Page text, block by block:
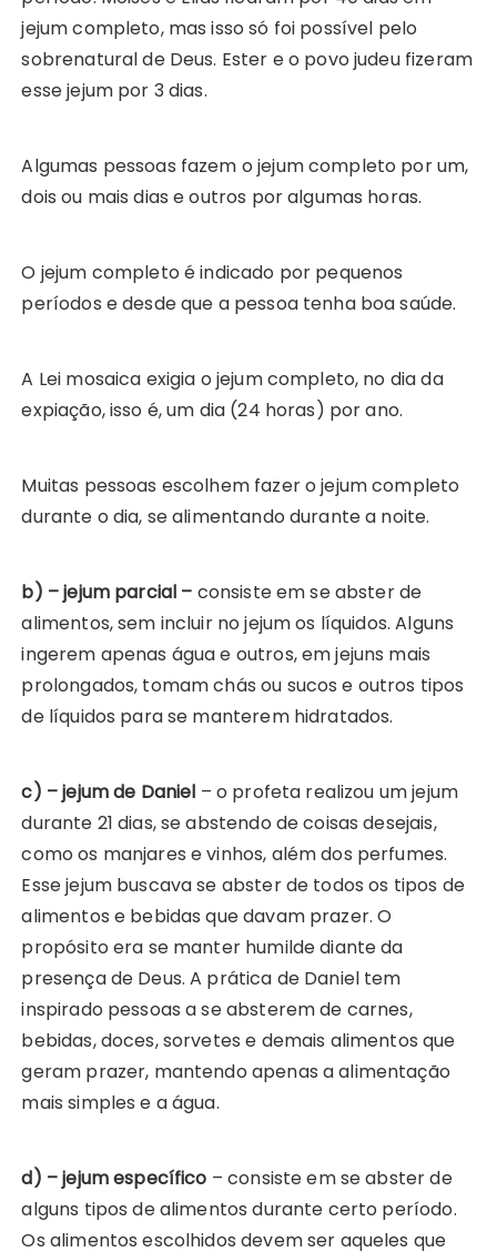
jejum completo, mas isso só foi possível pelo
sobrenatural de Deus. Ester e o povo judeu fizeram
esse jejum por 3 dias.
Algumas pessoas fazem o jejum completo por um,
dois ou mais dias e outros por algumas horas.
O jejum completo é indicado por pequenos
períodos e desde que a pessoa tenha boa saúde.
A Lei mosaica exigia o jejum completo, no dia da
expiação, isso é, um dia (24 horas) por ano.
Muitas pessoas escolhem fazer o jejum completo
durante o dia, se alimentando durante a noite.
b) – jejum parcial – consiste em se abster de
alimentos, sem incluir no jejum os líquidos. Alguns
ingerem apenas água e outros, em jejuns mais
prolongados, tomam chás ou sucos e outros tipos
de líquidos para se manterem hidratados.
c) – jejum de Daniel – o profeta realizou um jejum
durante 21 dias, se abstendo de coisas desejais,
como os manjares e vinhos, além dos perfumes.
Esse jejum buscava se abster de todos os tipos de
alimentos e bebidas que davam prazer. O
propósito era se manter humilde diante da
presença de Deus. A prática de Daniel tem
inspirado pessoas a se absterem de carnes,
bebidas, doces, sorvetes e demais alimentos que
geram prazer, mantendo apenas a alimentação
mais simples e a água.
d) – jejum específico – consiste em se abster de
alguns tipos de alimentos durante certo período.
Os alimentos escolhidos devem ser aqueles que